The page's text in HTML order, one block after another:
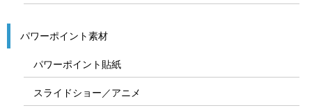
パワーポイント素材
パワーポイント貼紙
スライドショー／アニメ